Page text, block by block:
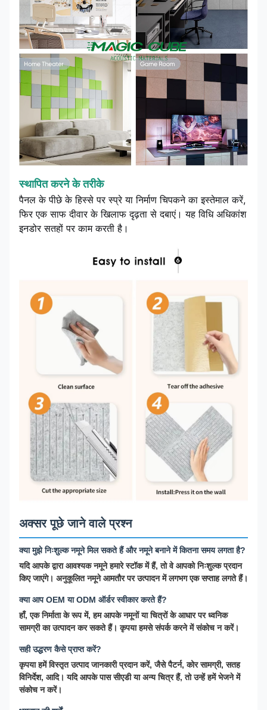
स्थापित करने के तरीके
पैनल के पीछे के हिस्से पर स्प्रे या निर्माण चिपकने का इस्तेमाल करें,
फिर एक साफ दीवार के खिलाफ दृढ़ता से दबाएं। यह विधि अधिकांश
इनडोर सतहों पर काम करती है।
अक्सर पूछे जाने वाले प्रश्न
क्या मुझे निःशुल्क नमूने मिल सकते हैं और नमूने बनाने में कितना समय लगता है?
यदि आपके द्वारा आवश्यक नमूने हमारे स्टॉक में हैं, तो वे आपको निःशुल्क प्रदान
किए जाएंगे। अनुकूलित नमूने आमतौर पर उत्पादन में लगभग एक सप्ताह लगते हैं।
क्या आप OEM या ODM ऑर्डर स्वीकार करते हैं?
हाँ, एक निर्माता के रूप में, हम आपके नमूनों या चित्रों के आधार पर ध्वनिक
सामग्री का उत्पादन कर सकते हैं। कृपया हमसे संपर्क करने में संकोच न करें।
सही उद्धरण कैसे प्राप्त करें?
कृपया हमें विस्तृत उत्पाद जानकारी प्रदान करें, जैसे पैटर्न, कोर सामग्री, सतह
विनिर्देश, आदि। यदि आपके पास सीएडी या अन्य चित्र हैं, तो उन्हें हमें भेजने में
संकोच न करें।